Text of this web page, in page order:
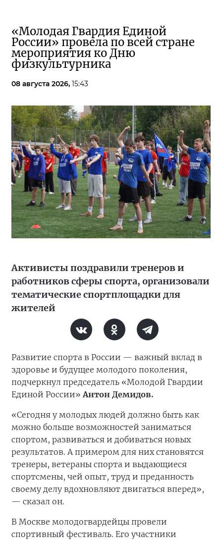
«Молодая Гвардия Единой
России» провела по всей стране
мероприятия ко Дню
физкультурника
08 августа 2026, 15:43
Активисты поздравили тренеров и
работников сферы спорта, организовали
тематические спортплощадки для
жителей
Развитие спорта в России — важный вклад в
здоровье и будущее молодого поколения,
подчеркнул председатель «Молодой Гвардии
Единой России»Антон Демидов.
«Сегодня у молодых людей должно быть как
можно больше возможностей заниматься
спортом, развиваться и добиваться новых
результатов. А примером для них становятся
тренеры, ветераны спорта и выдающиеся
спортсмены, чей опыт, труд и преданность
своему делу вдохновляют двигаться вперед»,
— сказал он.
В Москве молодогвардейцы провели
спортивный фестиваль. Его участники